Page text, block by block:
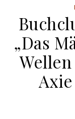
„Das